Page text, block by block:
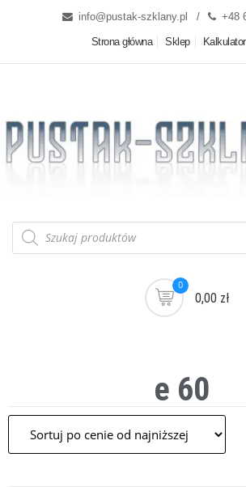
info@pustak-szklany.pl +48
Strona główna Sklep Kalkulator
0
0,00 zł
e 60